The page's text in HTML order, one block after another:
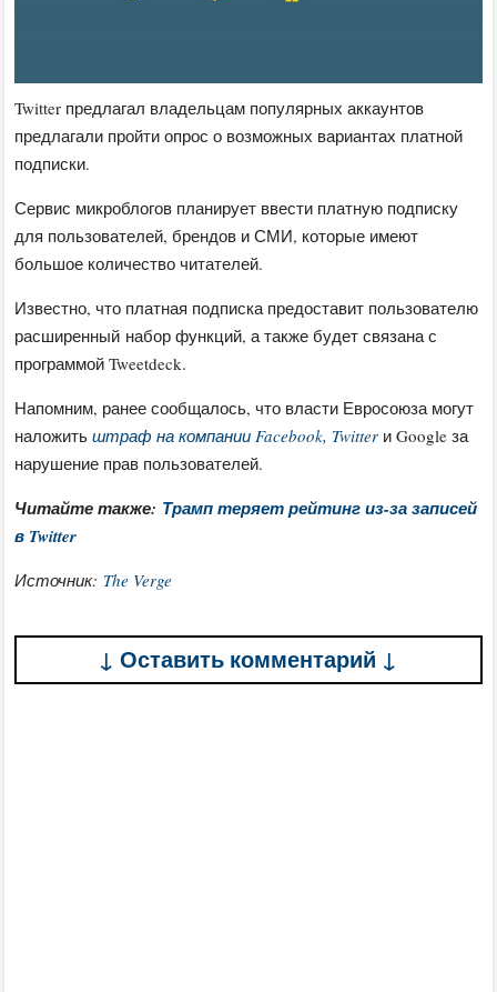
Twitter предлагал владельцам популярных аккаунтов
предлагали пройти опрос о возможных вариантах платной
подписки.
Сервис микроблогов планирует ввести платную подписку
для пользователей, брендов и СМИ, которые имеют
большое количество читателей.
Известно, что платная подписка предоставит пользователю
расширенный набор функций, а также будет связана с
программой Tweetdeck.
Напомним, ранее сообщалось, что власти Евросоюза могут
наложитьштраф на компании Facebook, Twitter и Google за
нарушение прав пользователей.
Читайте также: Трамп теряет рейтинг из-за записей
в Twitter
Источник: The Verge
↓ Оставить комментарий ↓